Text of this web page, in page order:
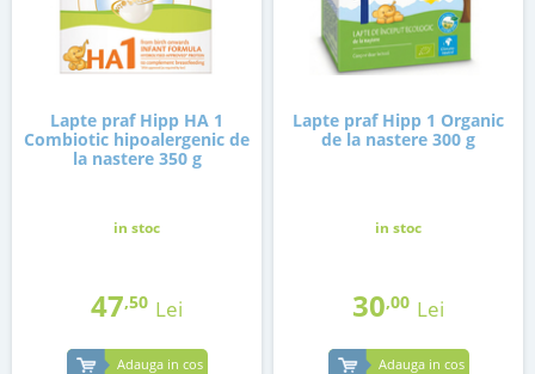
Lapte praf Hipp HA 1
Combiotic hipoalergenic de
la nastere 350 g
in stoc
47,50 Lei
Adauga in cos
Lapte praf Hipp 1 Organic
de la nastere 300 g
in stoc
30,00 Lei
Adauga in cos